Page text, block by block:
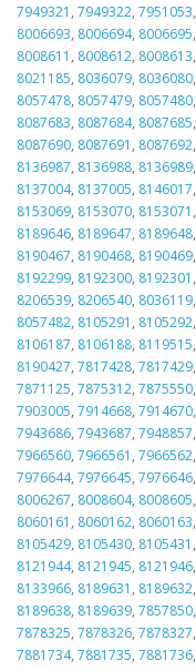
7949321 , 7949322, 7951053,
8006693, 8006694, 8006695,
8008611 , 8008612, 8008613,
8021185, 8036079, 8036080,
8057478, 8057479, 8057480,
8087683, 8087684, 8087685,
8087690, 8087691 , 8087692,
8136987, 8136988, 8136989,
8137004, 8137005, 8146017,
8153069, 8153070, 8153071 ,
8189646, 8189647, 8189648,
8190467, 8190468, 8190469,
8192299, 8192300, 8192301 ,
8206539, 8206540, 8036119,
8057482, 8105291 , 8105292,
8106187, 8106188, 8119515,
8190427, 7817428, 7817429,
7871125, 7875312, 7875550,
7903005, 7914668, 7914670,
7943686, 7943687, 7948857,
7966560, 7966561 , 7966562,
7976644, 7976645, 7976646,
8006267, 8008604, 8008605,
8060161 , 8060162, 8060163,
8105429, 8105430, 8105431 ,
8121944, 8121945, 8121946,
8133966, 8189631 , 8189632,
8189638, 8189639, 7857850,
7878325, 7878326, 7878327,
7881734, 7881735, 7881736,